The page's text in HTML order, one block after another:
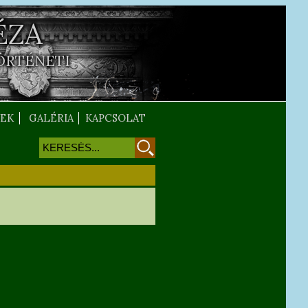
GALÉRIA KAPCSOLAT
Keresés űrlap
Keresés